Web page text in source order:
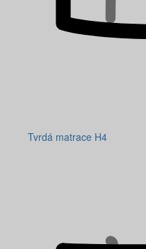
Tvrdá matrace H4